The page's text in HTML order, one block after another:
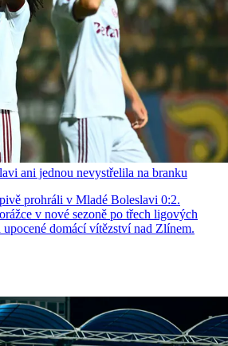
ani jednou nevystřelila na branku
prohráli v Mladé Boleslavi 0:2.
v nové sezoně po třech ligových
domácí vítězství nad Zlínem.